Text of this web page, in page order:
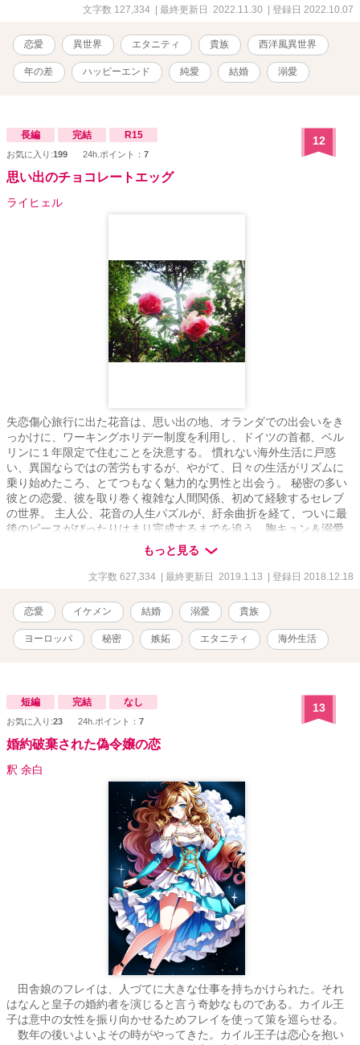
ます。性描写も濃厚な個所があるかと思われます。 不快に思われる
す。 最後までおつき合いをいただけますと、とっても幸いです。
文字数 127,334 | 最終更新日 2022.11.30 | 登録日 2022.10.07
恋愛 異世界 エタニティ 貴族 西洋風異世界
年の差 ハッピーエンド 純愛 結婚 溺愛
長編 完結 R15
お気に入り:199 24h.ポイント： 7
12
思い出のチョコレートエッグ
ライヒェル
失恋傷心旅行に出た花音は、思い出の地、オランダでの出会いをき
っかけに、ワーキングホリデー制度を利用し、ドイツの首都、ベル
リンに１年限定で住むことを決意する。 慣れない海外生活に戸惑
い、異国ならではの苦労もするが、やがて、日々の生活がリズムに
乗り始めたころ、とてつもなく魅力的な男性と出会う。 秘密の多い
彼との恋愛、彼を取り巻く複雑な人間関係、初めて経験するセレブ
の世界。 主人公、花音の人生パズルが、紆余曲折を経て、ついに最
後のピースがぴったりはまり完成するまでを追う、胸キュン＆溺愛
系ラブストーリーです。 * ドイツ在住の作者がお届けする、ヨーロ
ッパを舞台にした、喜怒哀楽満載のラブストーリー。 * 外国での生
活や、外国人との恋愛の様子をリアルに感じて、主人公の日々を間
場所と人物を一部モデルにした、リアリティ感の溢れる長編小説で
す。
もっと見る
文字数 627,334 | 最終更新日 2019.1.13 | 登録日 2018.12.18
恋愛 イケメン 結婚 溺愛 貴族
ヨーロッパ 秘密 嫉妬 エタニティ 海外生活
短編 完結 なし
お気に入り:23 24h.ポイント： 7
13
婚約破棄された偽令嬢の恋
釈 余白
田舎娘のフレイは、人づてに大きな仕事を持ちかけられた。それ
はなんと皇子の婚約者を演じると言う奇妙なものである。カイル王
子は意中の女性を振り向かせるためフレイを使って策を巡らせる。
数年の後いよいよその時がやってきた。カイル王子は恋心を抱い